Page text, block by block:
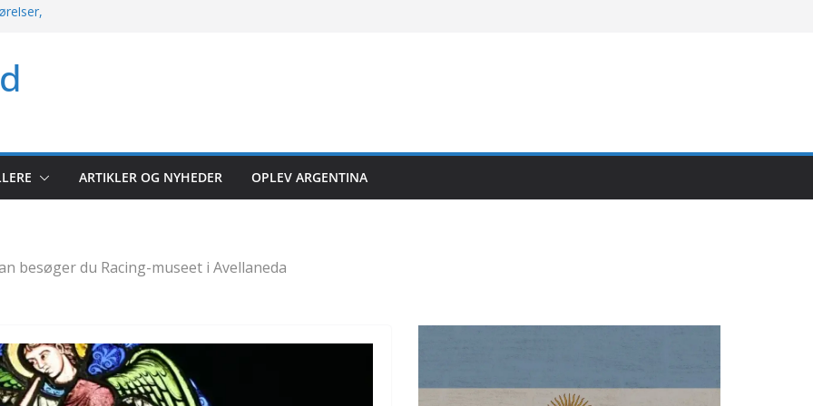
og mere
kampoversigt
Hele runden
2026
ARTIKLER OG NYHEDER OPLEV ARGENTINA
besøger du Racing-museet i Avellaneda